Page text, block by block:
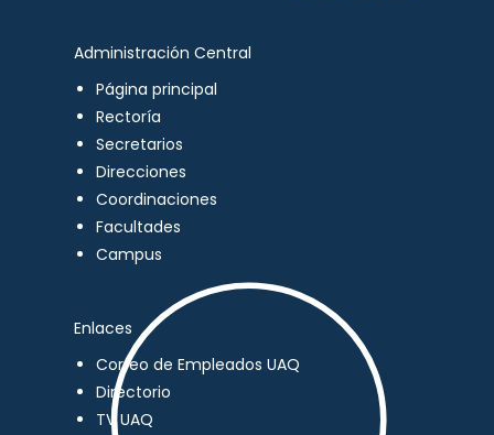
Administración Central
Página principal
Rectoría
Secretarios
Direcciones
Coordinaciones
Facultades
Campus
Enlaces
Correo de Empleados UAQ
Directorio
TV UAQ